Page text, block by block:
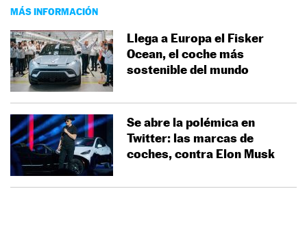
MÁS INFORMACIÓN
Llega a Europa el Fisker
Ocean, el coche más
sostenible del mundo
Se abre la polémica en
Twitter: las marcas de
coches, contra Elon Musk